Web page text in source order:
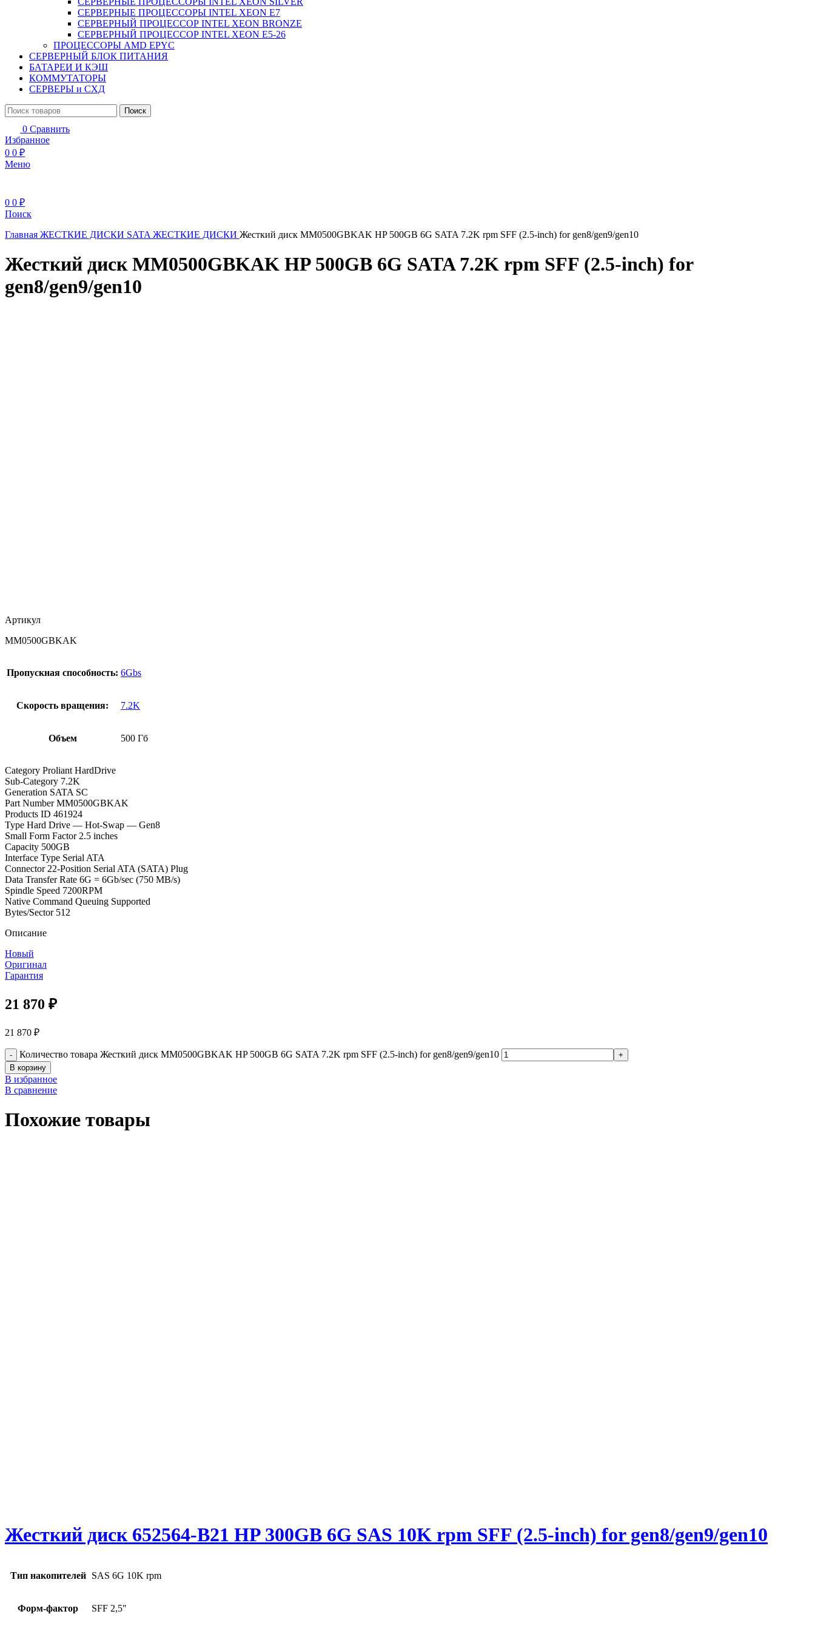
СЕРВЕРНЫЕ ПРОЦЕССОРЫ INTEL XEON Е7
СЕРВЕРНЫЙ ПРОЦЕССОР INTEL XEON BRONZE
СЕРВЕРНЫЙ ПРОЦЕССОР INTEL XEON Е5-26
ПРОЦЕССОРЫ AMD EPYC
СЕРВЕРНЫЙ БЛОК ПИТАНИЯ
БАТАРЕИ И КЭШ
КОММУТАТОРЫ
СЕРВЕРЫ и СХД
Поиск
0 Сравнить
Избранное
0 0 ₽
Меню
0 0 ₽
Поиск
Главная ЖЕСТКИЕ ДИСКИ SATA ЖЕСТКИЕ ДИСКИ Жесткий диск MM0500GBKAK HP 500GB 6G SATA 7.2K rpm SFF (2.5-inch) for gen8/gen9/gen10
Жесткий диск MM0500GBKAK HP 500GB 6G SATA 7.2K rpm SFF (2.5-inch) for
gen8/gen9/gen10
Артикул
MM0500GBKAK
Пропускная способность: 6Gbs
Скорость вращения: 7.2K
Объем 500 Гб
Category Proliant HardDrive
Sub-Category 7.2K
Generation SATA SC
Part Number MM0500GBKAK
Products ID 461924
Type Hard Drive — Hot-Swap — Gen8
Small Form Factor 2.5 inches
Capacity 500GB
Interface Type Serial ATA
Connector 22-Position Serial ATA (SATA) Plug
Data Transfer Rate 6G = 6Gb/sec (750 MB/s)
Spindle Speed 7200RPM
Native Command Queuing Supported
Bytes/Sector 512
Описание
Новый
Оригинал
Гарантия
21 870 ₽
21 870 ₽
Количество товара Жесткий диск MM0500GBKAK HP 500GB 6G SATA 7.2K rpm SFF (2.5-inch) for gen8/gen9/gen10
В корзину
В избранное
В сравнение
Похожие товары
Жесткий диск 652564-B21 HP 300GB 6G SAS 10K rpm SFF (2.5-inch) for gen8/gen9/gen10
Тип накопителей SAS 6G 10K rpm
Форм-фактор SFF 2,5"